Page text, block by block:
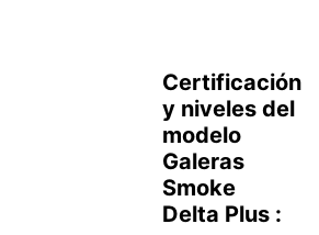
Certificación
y niveles del
modelo
Galeras
Smoke
Delta Plus :